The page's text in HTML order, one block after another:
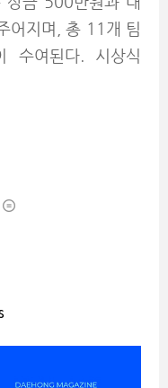
어지며, 총 11개 팀
수여된다. 시상식